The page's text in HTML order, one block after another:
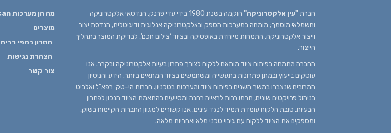
חברת"עין אלקטרוניקה"
הוקמה בשנת 1980 בידי עדי פרנק, הנדסאי אלקטרוניקה
וחשמלאי מוסמך; מומחה במערכות הספק ובאלקטרוניקה אנלוגית ודיגיטלית, הנדסת יצור
וייצור אלקטרוניקה, התמחות מיוחדת באופטיקה ובציוד ‘צילום חכם’, לבדיקת המוצר בתהליך
הייצור.
החברה מתמחה בפיתוח ציוד מותאם ללקוח לצורך פתרון בעיות אלקטרוניקה ובקרה. אנו
עוסקים בייעוץ ובמתן פתרונות בתעשייה ומשתמשים בציוד המתאים ביותר. הידע והניסיון
המרובים שנצברו במשך השנים בפיתוח ציוד ומערכות בטכניון, חברות הי-טק: רפא”ל ואלביט
בניהול פרויקטים שונים, תרמו רבות לראייה רחבה ומסייעים בהתאמת הציוד הנכון לפתרון
הבעיות. טובת הלקוח עומדת תמיד לנגד עינינו. אנו קשורים למגוון החברות הקיימות בשוק,
ומספקים את הציוד ללקוח עם גיבוי טכני מלא ואחריות מלאה.
מה הן מערכות Vulcan?
מוצרים
חסכון כספי בבית
הצהרת נגישות
צור קשר